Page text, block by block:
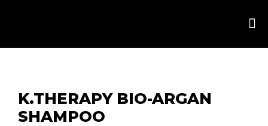
K.THERAPY BIO-ARGAN
SHAMPOO